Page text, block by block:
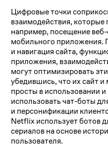
Цифровые точки
взаимодействия, которые
например, посещение
мобильного приложения.
и навигация сайта,
приложения,
могут оптимизировать
убедившись, что их сайт
просты в использовании
использовать чат-боты
и персонификации
Netflix использует ботов
сериалов на основе
пользователя.